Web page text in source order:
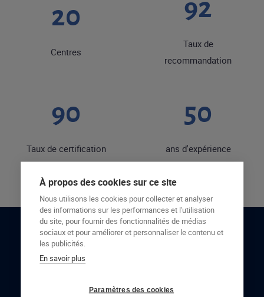
20
Centres
92
Taux de
recommandation
90
Taux de certification
50
ans d'expérience
RESTONS EN CONTACT
À propos des cookies sur ce site
Nous utilisons les cookies pour collecter et analyser
des informations sur les performances et l'utilisation
du site, pour fournir des fonctionnalités de médias
sociaux et pour améliorer et personnaliser le contenu et
les publicités.
En savoir plus
Paramètres des cookies